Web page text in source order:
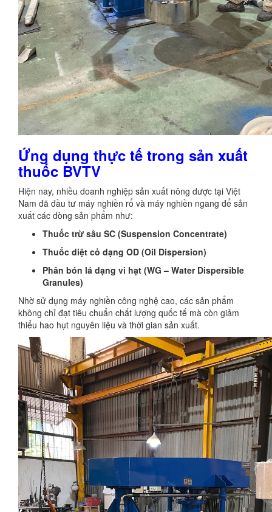
Ứng dụng thực tế trong sản xuất
thuốc BVTV
Hiện nay, nhiều doanh nghiệp sản xuất nông dược tại Việt
Nam đã đầu tư máy nghiền rổ và máy nghiền ngang để sản
xuất các dòng sản phẩm như:
Thuốc trừ sâu SC (Suspension Concentrate)
Thuốc diệt cỏ dạng OD (Oil Dispersion)
Phân bón lá dạng vi hạt (WG – Water Dispersible
Granules)
Nhờ sử dụng máy nghiền công nghệ cao, các sản phẩm
không chỉ đạt tiêu chuẩn chất lượng quốc tế mà còn giảm
thiểu hao hụt nguyên liệu và thời gian sản xuất.